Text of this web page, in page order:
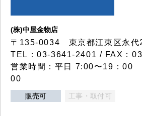
(株)中屋金物店
〒135-0034 東京都江東区永代
TEL：03-3641-2401 / FAX：
営業時間：平日 7:00〜19：00
00
販売可 工事・取付可